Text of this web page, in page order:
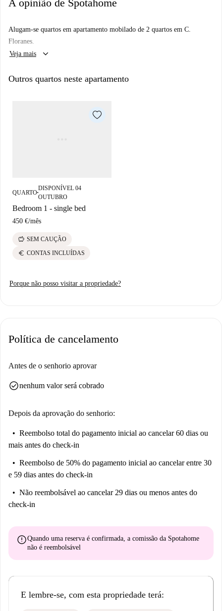
A opinião de Spotahome
Alugam-se quartos em apartamento mobilado de 2 quartos em C.
Floranes.
Veja mais
keyboard_arrow_down
Outros quartos neste apartamento
QUARTO■
DISPONÍVEL 04
OUTUBRO
Bedroom 1 - single bed
450 €/mês
savings SEM CAUÇÃO
euro CONTAS INCLUÍDAS
Porque não posso visitar a propriedade?
Política de cancelamento
Antes de o senhorio aprovar
check_circlenenhum valor será cobrado
Depois da aprovação do senhorio:
Reembolso total do pagamento inicial ao cancelar 60 dias ou
mais antes do check-in
Reembolso de 50% do pagamento inicial ao cancelar entre 30
e 59 dias antes do check-in
Não reembolsável ao cancelar 29 dias ou menos antes do
check-in
errorQuando uma reserva é confirmada, a comissão da Spotahome
não é reembolsável
E lembre-se, com esta propriedade terá: